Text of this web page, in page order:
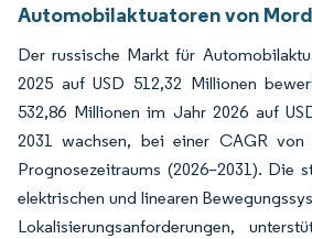
Automobilaktuatoren von
Der russische Markt für
2025 auf USD 512,32 Millionen
532,86 Millionen im Jahr 2026 auf
2031 wachsen, bei einer CAGR
Prognosezeitraums (2026–2031). Die
elektrischen und linearen
Lokalisierungsanforderungen,